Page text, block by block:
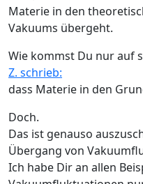
Materie in den
Vakuums übergeht.
Wie kommst Du nur auf
Z. schrieb:
dass Materie in den
Doch.
Das ist genauso
Übergang von
Ich habe Dir an allen